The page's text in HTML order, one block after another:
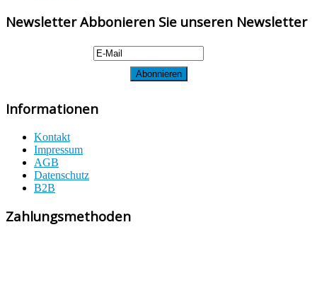
Newsletter Abbonieren Sie unseren Newsletter
Informationen
Kontakt
Impressum
AGB
Datenschutz
B2B
Zahlungsmethoden